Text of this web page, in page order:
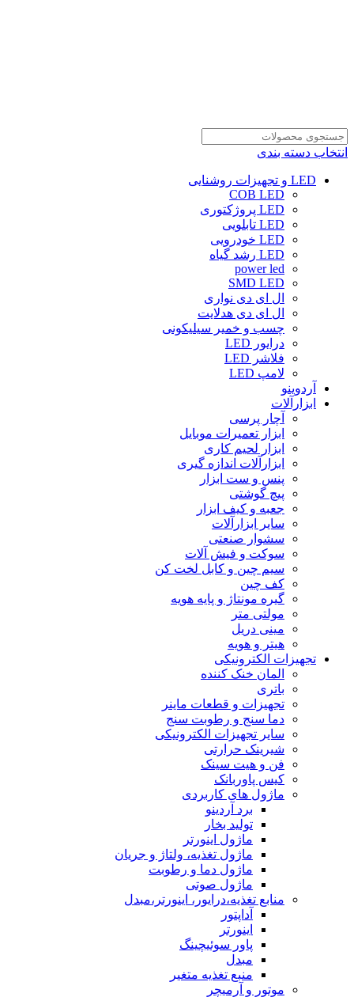
انتخاب دسته بندی
LED و تجهیزات روشنایی
COB LED
LED پروژکتوری
LED تابلویی
LED خودرویی
LED رشد گیاه
power led
SMD LED
ال ای دی نواری
ال ای دی هدلایت
چسب و خمیر سیلیکونی
درایور LED
فلاشر LED
لامپ LED
آردوینو
ابزارآلات
آچار پرسی
ابزار تعمیرات موبایل
ابزار لحیم کاری
ابزارآلات اندازه گیری
پنس و ست ابزار
پیچ گوشتی
جعبه و کیف ابزار
سایر ابزارآلات
سشوار صنعتی
سوکت و فیش آلات
سیم چین و کابل لخت کن
کف چین
گیره مونتاژ و پایه هویه
مولتی متر
مینی دریل
هیتر و هویه
تجهیزات الکترونیکی
المان خنک کننده
باتری
تجهیزات و قطعات ماینر
دما سنج و رطوبت سنج
سایر تجهیزات الکترونیکی
شیرینک حرارتی
فن و هیت سینک
کیس پاوربانک
ماژول های کاربردی
برد آردینو
تولید بخار
ماژول اینورتر
ماژول تغذیه، ولتاژ و جریان
ماژول دما و رطوبت
ماژول صوتی
منابع تغذیه،درایور، اینورتر،مبدل
آداپتور
اینورتر
پاور سوئیچینگ
مبدل
منبع تغذیه متغیر
موتور و آرمیچر